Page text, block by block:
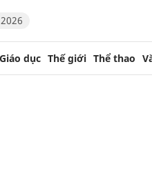
Giáo dục Thế giới Thể thao